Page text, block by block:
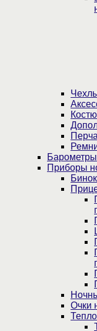
Барометры
Приборы
Очки